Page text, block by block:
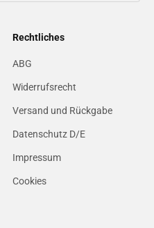
Rechtliches
ABG
Widerrufsrecht
Versand und Rückgabe
Datenschutz D/E
Impressum
Cookies